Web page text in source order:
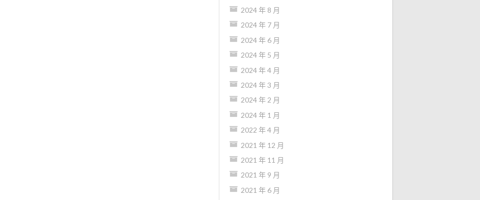
2024 年 8 月
2024 年 7 月
2024 年 6 月
2024 年 5 月
2024 年 4 月
2024 年 3 月
2024 年 2 月
2024 年 1 月
2022 年 4 月
2021 年 12 月
2021 年 11 月
2021 年 9 月
2021 年 6 月